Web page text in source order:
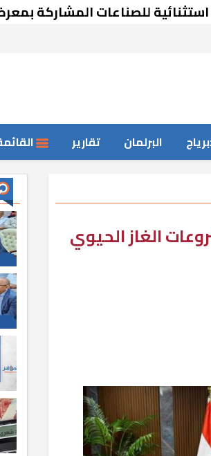
للصناعات المشاركة بمعرض
البرلمان تقارير
الغاز الحيوي